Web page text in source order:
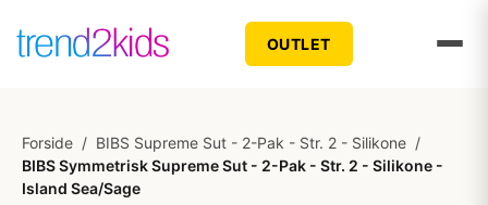
OUTLET
Forside / BIBS Supreme Sut - 2-Pak - Str. 2 - Silikone /
BIBS Symmetrisk Supreme Sut - 2-Pak - Str. 2 - Silikone -
Island Sea/Sage